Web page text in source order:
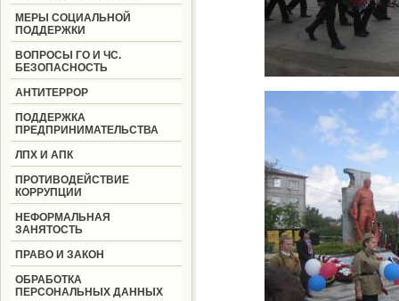
МЕРЫ СОЦИАЛЬНОЙ
ПОДДЕРЖКИ
ВОПРОСЫ ГО И ЧС.
БЕЗОПАСНОСТЬ
АНТИТЕРРОР
ПОДДЕРЖКА
ПРЕДПРИНИМАТЕЛЬСТВА
ЛПХ И АПК
ПРОТИВОДЕЙСТВИЕ
КОРРУПЦИИ
НЕФОРМАЛЬНАЯ
ЗАНЯТОСТЬ
ПРАВО И ЗАКОН
ОБРАБОТКА
ПЕРСОНАЛЬНЫХ ДАННЫХ